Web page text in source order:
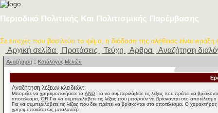
Περιοδικό Πολιτικής Και Πολιτισμικής Παρέμβασης
Σε εποχές που βασιλεύει το ψέμα, η διάδοση της αλήθειας είναι πράξη
Αρχική σελίδα Προτάσεις Τεύχη Αρθρα Αναζήτηση
Αναζήτηση :: Κατάλογος Μελών
Αναζήτηση λέξεων κλειδιών:
Μπορείτε να χρησιμοποιήσετε το AND Για να συμπεριλάβετε τις λέξεις που πρέπει να
αποτέλεσμα, OR Για να συμπεριλάβετε τις λέξεις που μπορούν να βρίσκονται στο αποτέλεσμα
Για να συμπεριλάβετε τις λέξεις που δεν πρέπει να βρίσκονται στο αποτέλεσμα. Ο
χρησιμοποιείται ως μπαλαντέρ